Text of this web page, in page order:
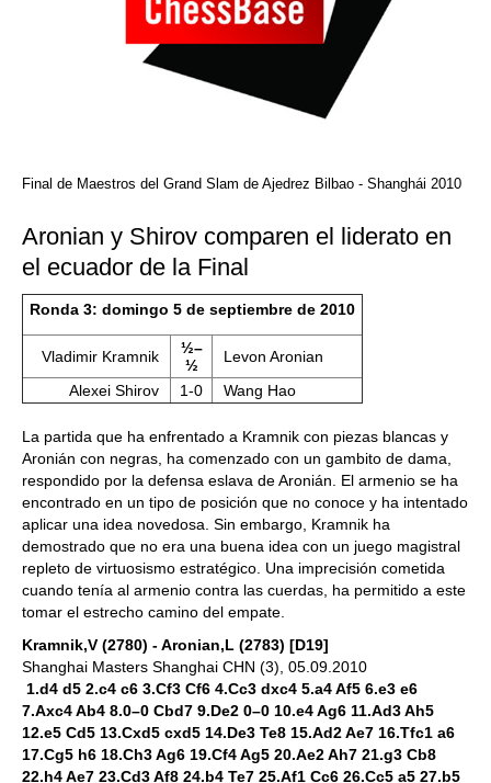
Final de Maestros del Grand Slam de Ajedrez Bilbao - Shanghái 2010
Aronian y Shirov comparen el liderato en
el ecuador de la Final
Ronda 3: domingo 5 de septiembre de 2010
Vladimir Kramnik
½–
½
Levon Aronian
Alexei Shirov
1-0 Wang Hao
La partida que ha enfrentado a Kramnik con piezas blancas y
Aronián con negras, ha comenzado con un gambito de dama,
respondido por la defensa eslava de Aronián. El armenio se ha
encontrado en un tipo de posición que no conoce y ha intentado
aplicar una idea novedosa. Sin embargo, Kramnik ha
demostrado que no era una buena idea con un juego magistral
repleto de virtuosismo estratégico. Una imprecisión cometida
cuando tenía al armenio contra las cuerdas, ha permitido a este
tomar el estrecho camino del empate.
Kramnik,V (2780) - Aronian,L (2783) [D19]
Shanghai Masters Shanghai CHN (3), 05.09.2010
1.d4 d5 2.c4 c6 3.Cf3 Cf6 4.Cc3 dxc4 5.a4 Af5 6.e3 e6
7.Axc4 Ab4 8.0–0 Cbd7 9.De2 0–0 10.e4 Ag6 11.Ad3 Ah5
12.e5 Cd5 13.Cxd5 cxd5 14.De3 Te8 15.Ad2 Ae7 16.Tfc1 a6
17.Cg5 h6 18.Ch3 Ag6 19.Cf4 Ag5 20.Ae2 Ah7 21.g3 Cb8
22.h4 Ae7 23.Cd3 Af8 24.b4 Te7 25.Af1 Cc6 26.Cc5 a5 27.b5